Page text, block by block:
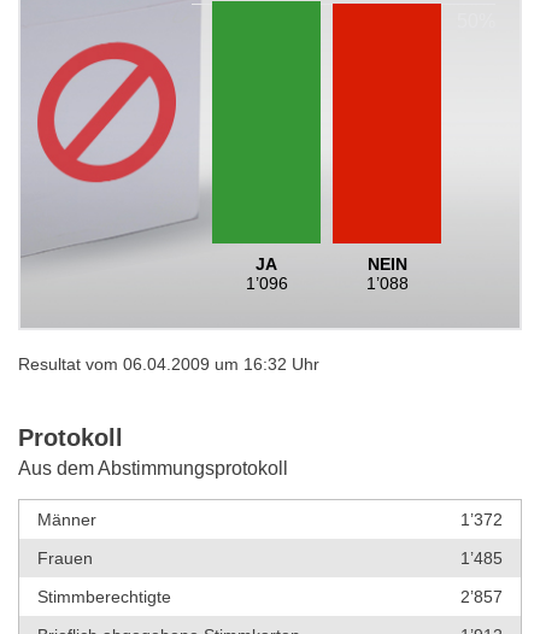
JA
1’096
NEIN
1’088
Resultat vom 06.04.2009 um 16:32 Uhr
Protokoll
Aus dem Abstimmungsprotokoll
Männer
1’372
Frauen
1’485
Stimmberechtigte
2’857